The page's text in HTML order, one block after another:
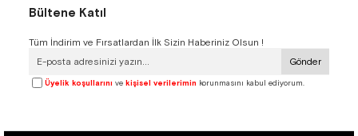
Bültene Katıl
Tüm İndirim ve Fırsatlardan İlk Sizin Haberiniz Olsun !
Gönder
Üyelik koşullarını ve kişisel verilerimin korunmasını kabul ediyorum.